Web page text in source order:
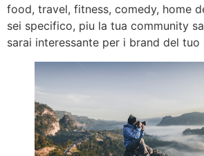
food, travel, fitness, comedy, home
sei specifico, piu la tua community
sarai interessante per i brand del tuo